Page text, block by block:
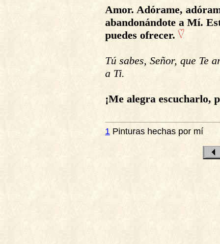
Amor. Adórame,
abandonándote a Mí.
puedes ofrecer.
Tú sabes, Señor, que Te
a Ti.
¡Me alegra escucharlo,
1 Pinturas hechas por mí